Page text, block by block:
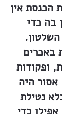
הכנסת אין
בה כדי
באכרים
ופקודות
אסור היה
נטילת